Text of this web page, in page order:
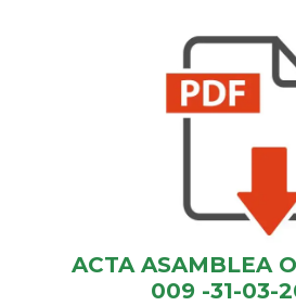
ACTA ASAMBLEA
009 -31-03-